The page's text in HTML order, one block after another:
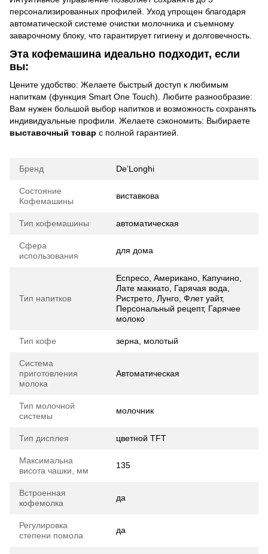
персонализированных профилей. Уход упрощен благодаря
автоматической системе очистки молочника и съемному
заварочному блоку, что гарантирует гигиену и долговечность.
Эта кофемашина идеально подходит, если
вы:
Цените удобство: Желаете быстрый доступ к любимым
напиткам (функция Smart One Touch). Любите разнообразие:
Вам нужен большой выбор напитков и возможность сохранять
индивидуальные профили. Желаете сэкономить: Выбираете
выставочный товар с полной гарантией.
Бренд De’Longhi
Состояние
Кофемашины
виставкова
Тип кофемашины автоматическая
Сфера
использования
для дома
Тип напитков
Еспресо, Американо, Капучино,
Лате макиато, Гарячая вода,
Ристрето, Лунго, Флет уайт,
Персональный рецепт, Гарячее
молоко
Тип кофе зерна, молотый
Система
приготовления
молока
Автоматическая
Тип молочной
системы
молочник
Тип дисплея цветной TFT
Максимальна
висота чашки, мм
135
Встроенная
кофемолка
да
Регулировка
степени помола
да